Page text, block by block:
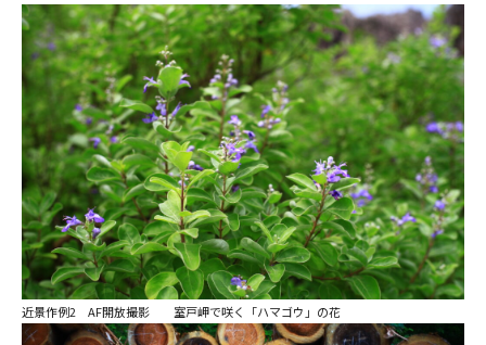
近景作例2 AF開放撮影 室戸岬で咲く「ハマゴウ」の花